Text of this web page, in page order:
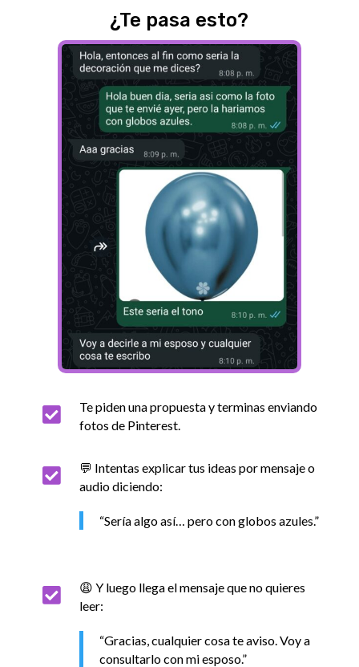
¿Te pasa esto?

Te piden una propuesta y terminas enviando
fotos de Pinterest.

💬 Intentas explicar tus ideas por mensaje o
audio diciendo:
“Sería algo así… pero con globos azules.”

😩 Y luego llega el mensaje que no quieres
leer:
“Gracias, cualquier cosa te aviso. Voy a
consultarlo con mi esposo.”